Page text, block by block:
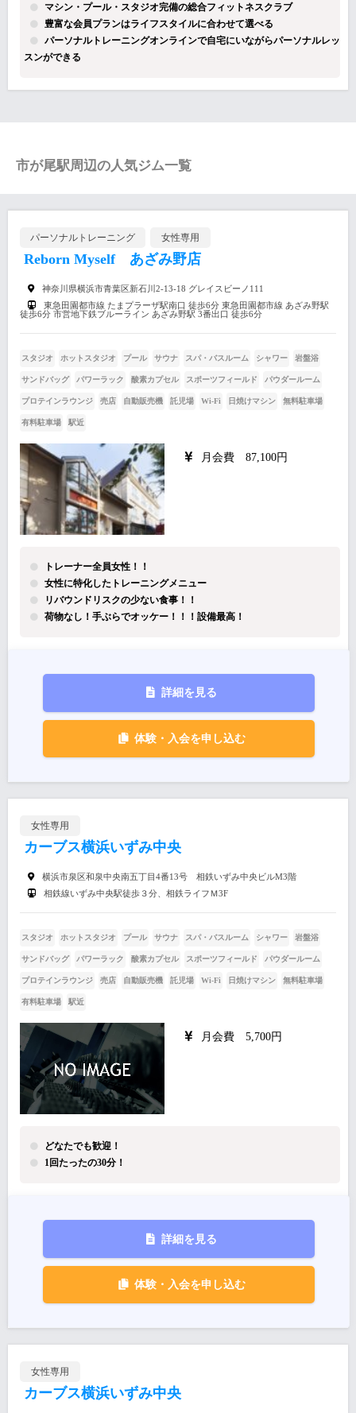
マシン・プール・スタジオ完備の総合フィットネスクラブ
豊富な会員プランはライフスタイルに合わせて選べる
パーソナルトレーニングオンラインで自宅にいながらパーソナルレッ
スンができる
市が尾駅周辺の人気ジム一覧
パーソナルトレーニング 女性専用
Reborn Myself あざみ野店
神奈川県横浜市青葉区新石川2-13-18 グレイスビーノ111
東急田園都市線 たまプラーザ駅南口 徒歩6分 東急田園都市線 あざみ野駅
徒歩6分 市営地下鉄ブルーライン あざみ野駅 3番出口 徒歩6分
スタジオ ホットスタジオ プール サウナ スパ・バスルーム シャワー 岩盤浴
サンドバッグ パワーラック 酸素カプセル スポーツフィールド パウダールーム
プロテインラウンジ 売店 自動販売機 託児場 Wi-Fi 日焼けマシン 無料駐車場
有料駐車場 駅近
月会費 87,100円
トレーナー全員女性！！
女性に特化したトレーニングメニュー
リバウンドリスクの少ない食事！！
荷物なし！手ぶらでオッケー！！！設備最高！
詳細を見る
体験・入会を申し込む
女性専用
カーブス横浜いずみ中央
横浜市泉区和泉中央南五丁目4番13号 相鉄いずみ中央ビルM3階
相鉄線いずみ中央駅徒歩３分、相鉄ライフＭ3F
スタジオ ホットスタジオ プール サウナ スパ・バスルーム シャワー 岩盤浴
サンドバッグ パワーラック 酸素カプセル スポーツフィールド パウダールーム
プロテインラウンジ 売店 自動販売機 託児場 Wi-Fi 日焼けマシン 無料駐車場
有料駐車場 駅近
月会費 5,700円
どなたでも歓迎！
1回たったの30分！
詳細を見る
体験・入会を申し込む
女性専用
カーブス横浜いずみ中央